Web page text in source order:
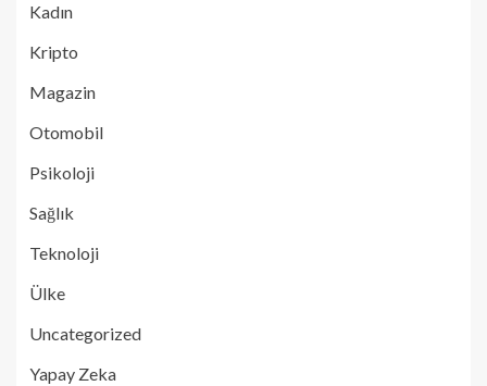
Kadın
Kripto
Magazin
Otomobil
Psikoloji
Sağlık
Teknoloji
Ülke
Uncategorized
Yapay Zeka